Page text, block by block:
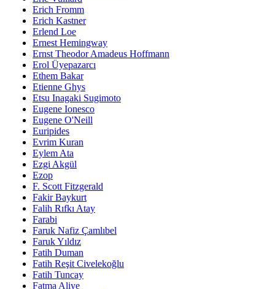
Erich Fromm
Erich Kastner
Erlend Loe
Ernest Hemingway
Ernst Theodor Amadeus Hoffmann
Erol Üyepazarcı
Ethem Bakar
Etienne Ghys
Etsu Inagaki Sugimoto
Eugene Ionesco
Eugene O'Neill
Euripides
Evrim Kuran
Eylem Ata
Ezgi Akgül
Ezop
F. Scott Fitzgerald
Fakir Baykurt
Falih Rıfkı Atay
Farabi
Faruk Nafiz Çamlıbel
Faruk Yıldız
Fatih Duman
Fatih Reşit Civelekoğlu
Fatih Tuncay
Fatma Aliye